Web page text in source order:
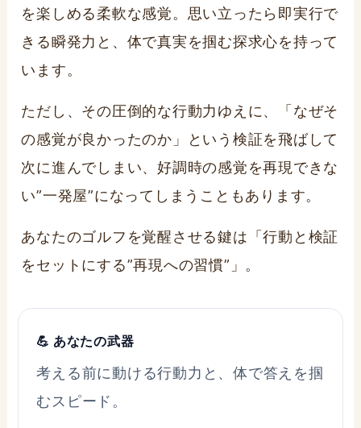
を楽しめる柔軟な感覚。思い立ったら即実行で
きる瞬発力と、体で真実を掴む探求心を持って
います。
ただし、その圧倒的な行動力ゆえに、「なぜそ
の感覚が良かったのか」という検証を飛ばして
次に進んでしまい、好調時の感覚を再現できな
い”一発屋”になってしまうこともあります。
あなたのゴルフを覚醒させる鍵は 「行動と検証
をセットにする”再現への習慣”」 。
💪 あなたの武器
考える前に動ける行動力と、体で答えを掴
むスピード。